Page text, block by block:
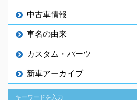
中古車情報
車名の由来
カスタム・パーツ
新車アーカイブ